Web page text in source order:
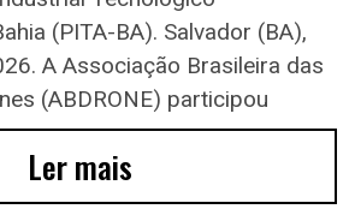
(PITA-BA). Salvador (BA),
A Associação Brasileira das
(ABDRONE) participou
Ler mais